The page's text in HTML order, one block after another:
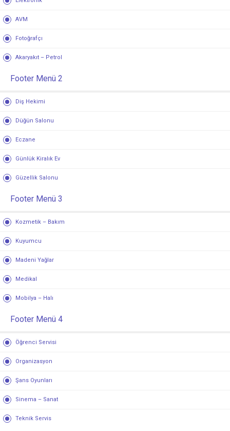
AVM
Fotoğrafçı
Akaryakıt – Petrol
Footer Menü 2
Diş Hekimi
Düğün Salonu
Eczane
Günlük Kiralık Ev
Güzellik Salonu
Footer Menü 3
Kozmetik – Bakım
Kuyumcu
Madeni Yağlar
Medikal
Mobilya – Halı
Footer Menü 4
Öğrenci Servisi
Organizasyon
Şans Oyunları
Sinema – Sanat
Teknik Servis